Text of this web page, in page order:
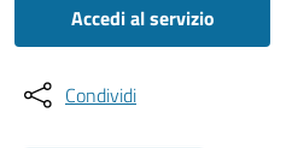
Accedi al servizio
Condividi